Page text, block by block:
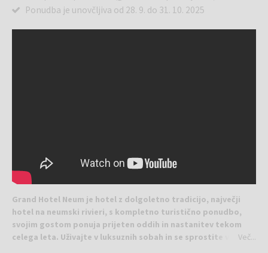
Ponudba je unovčljiva od 28. 9. do 31. 10. 2025
Grand Hotel Neum je hotel z dolgoletno tradicijo, največji
hotel na neumski rivieri, s kompletno turistično ponudbo,
svojim gostom ponuja prijeten oddih in nastanitev tekom
celega leta. Uživajte v luksuznih sobah in se sprostite v
Več...